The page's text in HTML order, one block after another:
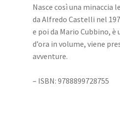
Nasce così una
da Alfredo Castelli nel
e poi da Mario Cubbino,
d’ora in volume, viene
avventure.
– ISBN: 9788899728755